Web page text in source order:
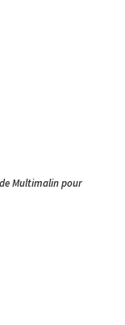
Multimalin pour